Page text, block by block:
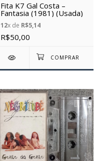
Fita K7 Gal Costa –
Fantasia (1981) (Usada)
12x de R$5,14
R$50,00